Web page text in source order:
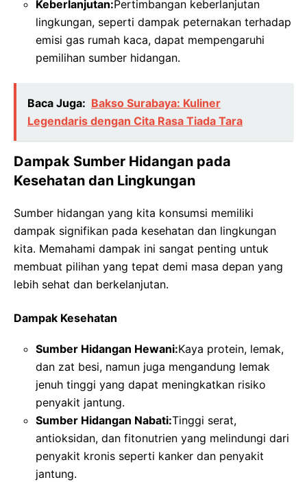
Keberlanjutan:Pertimbangan keberlanjutan
lingkungan, seperti dampak peternakan terhadap
emisi gas rumah kaca, dapat mempengaruhi
pemilihan sumber hidangan.
Baca Juga: Bakso Surabaya: Kuliner
Legendaris dengan Cita Rasa Tiada Tara
Dampak Sumber Hidangan pada
Kesehatan dan Lingkungan
Sumber hidangan yang kita konsumsi memiliki
dampak signifikan pada kesehatan dan lingkungan
kita. Memahami dampak ini sangat penting untuk
membuat pilihan yang tepat demi masa depan yang
lebih sehat dan berkelanjutan.
Dampak Kesehatan
Sumber Hidangan Hewani:Kaya protein, lemak,
dan zat besi, namun juga mengandung lemak
jenuh tinggi yang dapat meningkatkan risiko
penyakit jantung.
Sumber Hidangan Nabati:Tinggi serat,
antioksidan, dan fitonutrien yang melindungi dari
penyakit kronis seperti kanker dan penyakit
jantung.